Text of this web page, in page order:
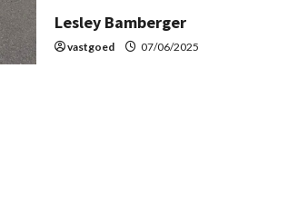
Lesley Bamberger
vastgoed 07/06/2025